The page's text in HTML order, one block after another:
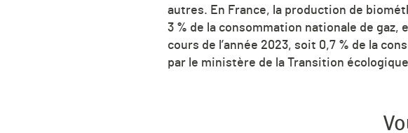
autres. En France, la production de
3 % de la consommation nationale de gaz,
cours de l’année 2023, soit 0,7 % de la
par le ministère de la Transition